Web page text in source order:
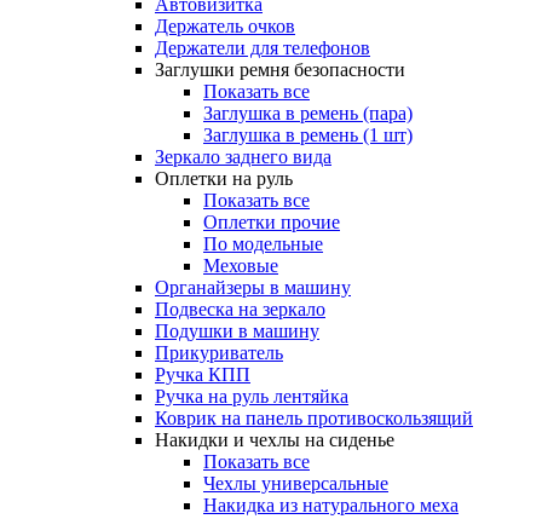
Держатель очков
Держатели для телефонов
Заглушки ремня безопасности
Показать все
Заглушка в ремень (пара)
Заглушка в ремень (1 шт)
Зеркало заднего вида
Оплетки на руль
Показать все
Оплетки прочиe
По модельные
Меховые
Органайзеры в машину
Подвеска на зеркало
Подушки в машину
Прикуриватель
Ручка КПП
Ручка на руль лентяйка
Коврик на панель противоскользящий
Накидки и чехлы на сиденье
Показать все
Чехлы универсальные
Накидка из натурального меха